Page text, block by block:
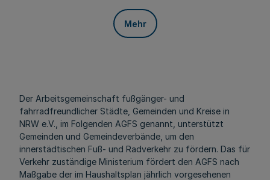
Mehr
Der Arbeitsgemeinschaft fußgänger- und
fahrradfreundlicher Städte, Gemeinden und Kreise in
NRW e.V., im Folgenden AGFS genannt, unterstützt
Gemeinden und Gemeindeverbände, um den
innerstädtischen Fuß- und Radverkehr zu fördern. Das für
Verkehr zuständige Ministerium fördert den AGFS nach
Maßgabe der im Haushaltsplan jährlich vorgesehenen